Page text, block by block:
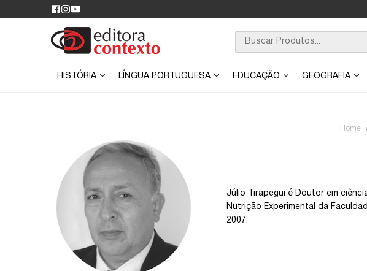
HISTÓRIA LÍNGUA PORTUGUESA EDUCAÇÃO GEOGRAFIA
Home
Júlio Tirapegui é Doutor em
Nutrição Experimental da
2007.